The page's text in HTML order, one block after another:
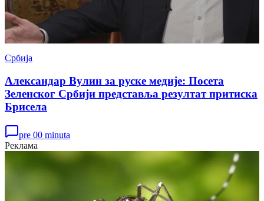
Србија
Александар Вулин за руске медије: Посета
Зеленског Србији представља резултат притиска
Брисела
pre 00 minuta
Реклама